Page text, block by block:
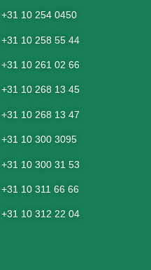
+31 10 254 0450
+31 10 258 55 44
+31 10 261 02 66
+31 10 268 13 45
+31 10 268 13 47
+31 10 300 3095
+31 10 300 31 53
+31 10 311 66 66
+31 10 312 22 04